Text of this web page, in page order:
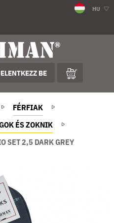
HU
BE
FÉRFIAK
ÉS ZOKNIK
SET 2,5 DARK GREY